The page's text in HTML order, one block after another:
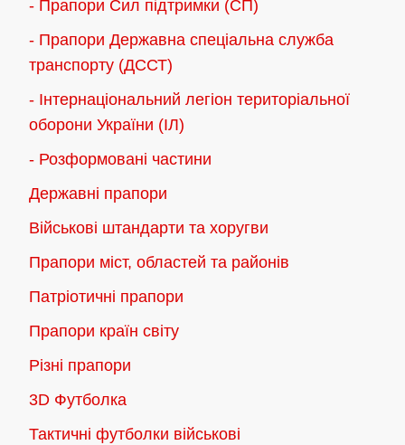
- Прапори Сил підтримки (СП)
- Прапори Державна спеціальна служба
транспорту (ДССТ)
- Інтернаціональний легіон територіальної
оборони України (ІЛ)
- Розформовані частини
Державні прапори
Військові штандарти та хоругви
Прапори міст, областей та районів
Патріотичні прапори
Прапори країн світу
Різні прапори
3D Футболка
Тактичні футболки військові